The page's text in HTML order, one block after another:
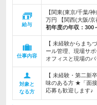
給与
【関東(東京/千葉/
万円 【関西(大阪/
初年度の年収： 300
仕事内容
【 未経験からまち
ール管理、現場サ
オフィスと現場の
対象と
なる方
【 未経験・第二
味のある方 ★「面
応募も歓迎します♪